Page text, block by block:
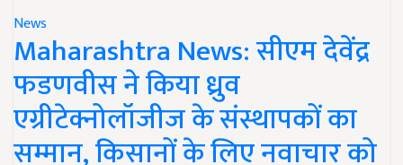
News
Maharashtra News: सीएम देवेंद्र
फडणवीस ने किया ध्रुव
एग्रीटेक्नोलॉजीज के संस्थापकों का
सम्मान, किसानों के लिए नवाचार को